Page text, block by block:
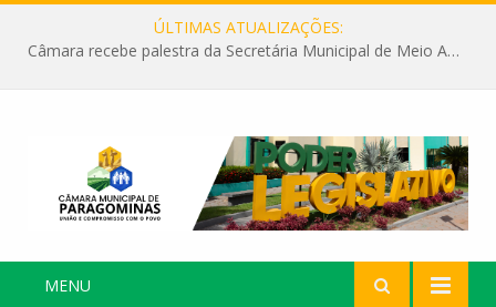
ÚLTIMAS ATUALIZAÇÕES:
Câmara recebe palestra da Secretária Municipal de Meio Ambiente sobre as ações da “SEMANA DO MEIO AMBIENTE”
MENU